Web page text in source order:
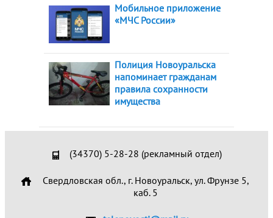
Мобильное приложение
«МЧС России»
Полиция Новоуральска
напоминает гражданам
правила сохранности
имущества
(34370) 5-28-28 (рекламный отдел)
Свердловская обл., г. Новоуральск, ул. Фрунзе 5,
каб. 5